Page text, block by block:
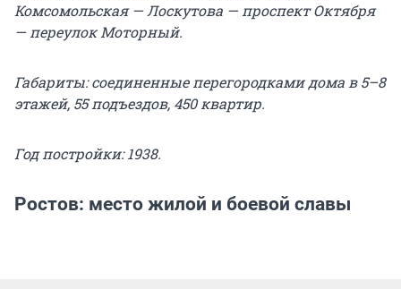
Комсомольская — Лоскутова — проспект Октября
— переулок Моторный.
Габариты: соединенные перегородками дома в 5–8
этажей, 55 подъездов, 450 квартир.
Год постройки: 1938.
Ростов: место жилой и боевой славы